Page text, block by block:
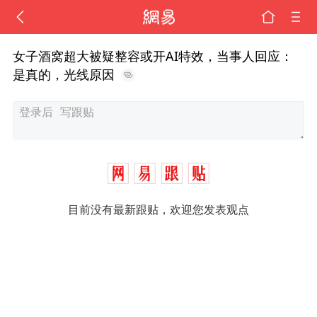
女子酒窝超大被疑整容或开AI特效，当事人回应：
是真的，光线原因
目前没有最新跟贴，欢迎您发表观点